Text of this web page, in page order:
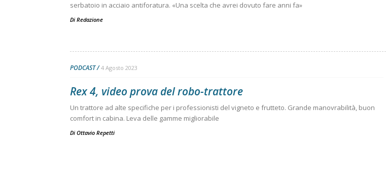
serbatoio in acciaio antiforatura. «Una scelta che avrei dovuto fare anni fa»
Di Redazione
PODCAST 4 Agosto 2023
Rex 4, video prova del robo-trattore
Un trattore ad alte specifiche per i professionisti del vigneto e frutteto. Grande manovrabilità, buon
comfort in cabina. Leva delle gamme migliorabile
Di Ottavio Repetti